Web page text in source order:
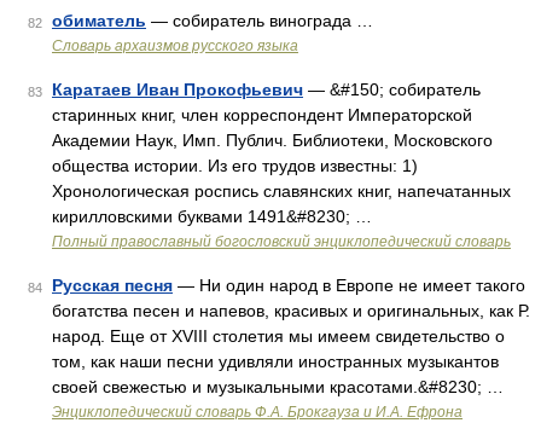
82 обиматель — собиратель винограда …
Cловарь архаизмов русского языка
83 Каратаев Иван Прокофьевич — &#150; собиратель
старинных книг, член корреспондент Императорской
Академии Наук, Имп. Публич. Библиотеки, Московского
общества истории. Из его трудов известны: 1)
Хронологическая роспись славянских книг, напечатанных
кирилловскими буквами 1491&#8230; …
Полный православный богословский энциклопедический словарь
84 Русская песня — Ни один народ в Европе не имеет такого
богатства песен и напевов, красивых и оригинальных, как Р.
народ. Еще от XVIII столетия мы имеем свидетельство о
том, как наши песни удивляли иностранных музыкантов
своей свежестью и музыкальными красотами.&#8230; …
Энциклопедический словарь Ф.А. Брокгауза и И.А. Ефрона